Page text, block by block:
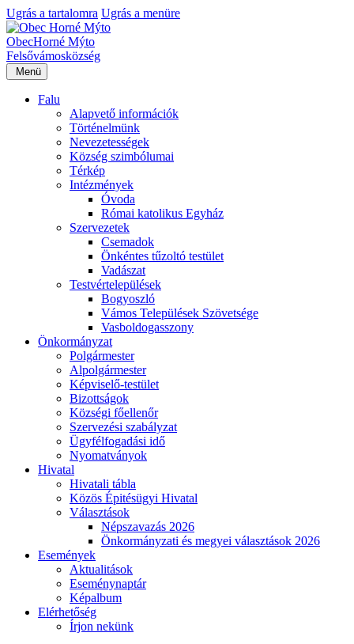
Ugrás a tartalomra Ugrás a menüre
ObecHorné Mýto
Felsővámosközség
Menü
Falu
Alapvető információk
Történelmünk
Nevezetességek
Község szimbólumai
Térkép
Intézmények
Óvoda
Római katolikus Egyház
Szervezetek
Csemadok
Önkéntes tűzoltó testület
Vadászat
Testvértelepülések
Bogyoszló
Vámos Települések Szövetsége
Vasboldogasszony
Önkormányzat
Polgármester
Alpolgármester
Képviselő-testület
Bizottságok
Községi főellenőr
Szervezési szabályzat
Ügyfélfogadási idő
Nyomatványok
Hivatal
Hivatali tábla
Közös Épitésügyi Hivatal
Választások
Népszavazás 2026
Önkormányzati és megyei választások 2026
Események
Aktualitások
Eseménynaptár
Képalbum
Elérhetőség
Írjon nekünk